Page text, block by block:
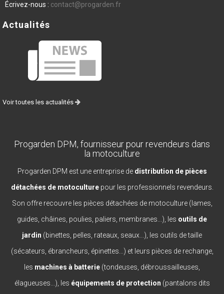
Écrivez-nous : contact@progarden.fr
Actualités
Voir toutes les actualités
Progarden DPM, fournisseur pour revendeurs dans
la motoculture
Progarden DPM est une entreprise de distribution de pièces
détachées de motoculturepour les professionnels revendeurs.
Son offre recouvre les pièces détachées de motoculture (lames,
guides, châines, poulies, paliers, membranes...), les outils de
jardin (binettes, pelles, rateaux, seaux...), les outils de taille
(sécateurs, ébrancheurs, épinettes...) et leurs pièces de rechange,
les machines à batterie (tondeuses, débroussailleuses,
élagueuses...), les équipements de protection (pantalons dits